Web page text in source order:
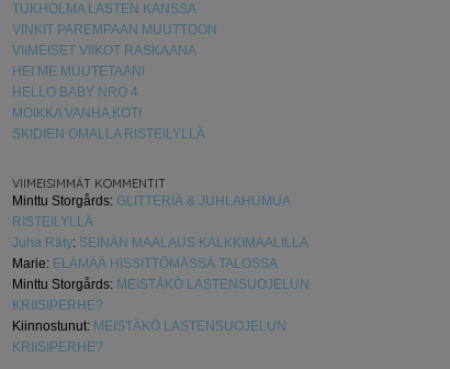
TUKHOLMA LASTEN KANSSA
VINKIT PAREMPAAN MUUTTOON
VIIMEISET VIIKOT RASKAANA
HEI ME MUUTETAAN!
HELLO BABY NRO 4
MOIKKA VANHA KOTI
SKIDIEN OMALLA RISTEILYLLÄ
VIIMEISIMMÄT KOMMENTIT
Minttu Storgårds: GLITTERIÄ & JUHLAHUMUA
RISTEILYLLÄ
Juha Räty: SEINÄN MAALAUS KALKKIMAALILLA
Marie: ELÄMÄÄ HISSITTÖMÄSSÄ TALOSSA
Minttu Storgårds: MEISTÄKÖ LASTENSUOJELUN
KRIISIPERHE?
Kiinnostunut: MEISTÄKÖ LASTENSUOJELUN
KRIISIPERHE?